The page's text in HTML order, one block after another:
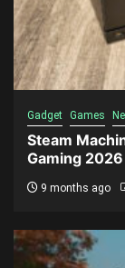
Gadget Games
Steam
Gaming 2026
9 months ago